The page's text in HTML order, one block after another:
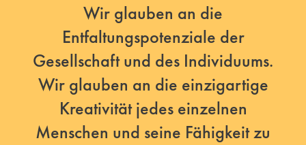
Wir glauben an die
Entfaltungspotenziale der
Gesellschaft und des Individuums.
Wir glauben an die einzigartige
Kreativität jedes einzelnen
Menschen und seine Fähigkeit zu